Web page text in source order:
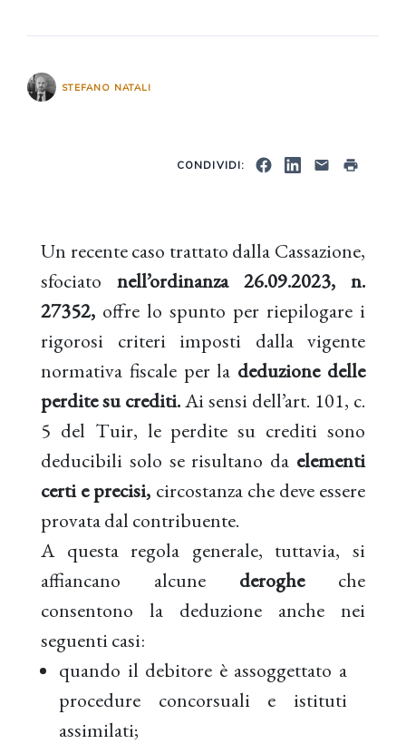
STEFANO NATALI
CONDIVIDI:
Un recente caso trattato dalla Cassazione,
sfociato nell’ordinanza 26.09.2023, n.
27352, offre lo spunto per riepilogare i
rigorosi criteri imposti dalla vigente
normativa fiscale per la deduzione delle
perdite su crediti.Ai sensi dell’art. 101, c.
5 del Tuir, le perdite su crediti sono
deducibili solo se risultano da elementi
certi e precisi, circostanza che deve essere
provata dal contribuente.
A questa regola generale, tuttavia, si
affiancano alcune derogheche
consentono la deduzione anche nei
seguenti casi:
quando il debitore è assoggettato a
procedure concorsuali e istituti
assimilati;